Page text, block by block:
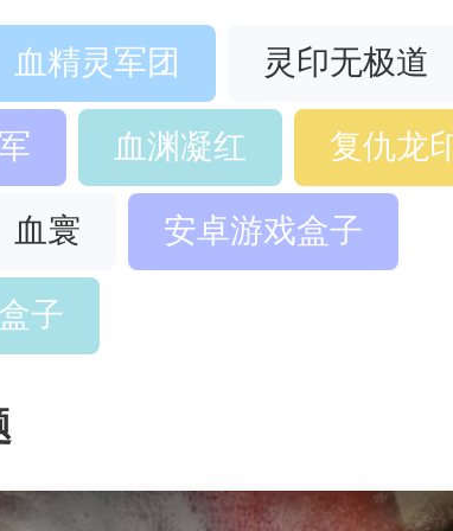
血精灵军团
灵印无极道
血渊凝红
复仇龙
血寰
安卓游戏盒子
子